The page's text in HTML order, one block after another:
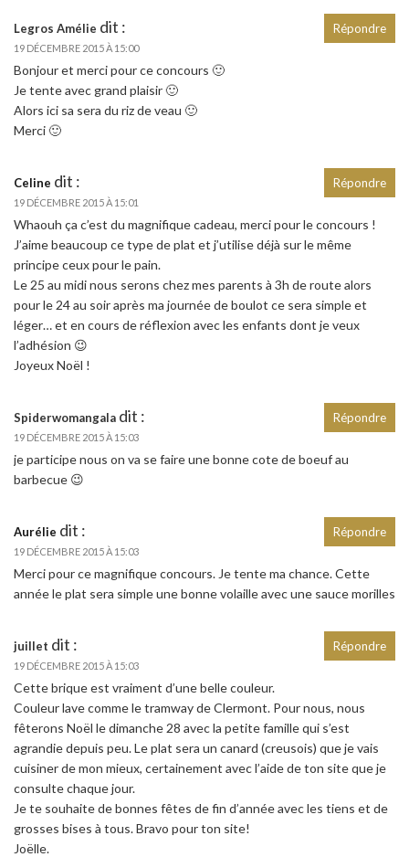
Legros Amélie dit :
19 DÉCEMBRE 2015 À 15:00
Bonjour et merci pour ce concours 🙂
Je tente avec grand plaisir 🙂
Alors ici sa sera du riz de veau 🙂
Merci 🙂
Répondre
Celine dit :
19 DÉCEMBRE 2015 À 15:01
Whaouh ça c’est du magnifique cadeau, merci pour le concours !
J’aime beaucoup ce type de plat et j’utilise déjà sur le même
principe ceux pour le pain.
Le 25 au midi nous serons chez mes parents à 3h de route alors
pour le 24 au soir après ma journée de boulot ce sera simple et
léger… et en cours de réflexion avec les enfants dont je veux
l’adhésion 😉
Joyeux Noël !
Répondre
Spiderwomangala dit :
19 DÉCEMBRE 2015 À 15:03
je participe nous on va se faire une bonne cote de boeuf au
barbecue 😉
Répondre
Aurélie dit :
19 DÉCEMBRE 2015 À 15:03
Merci pour ce magnifique concours. Je tente ma chance. Cette
année le plat sera simple une bonne volaille avec une sauce morilles
Répondre
juillet dit :
19 DÉCEMBRE 2015 À 15:03
Cette brique est vraiment d’une belle couleur.
Couleur lave comme le tramway de Clermont. Pour nous, nous
fêterons Noël le dimanche 28 avec la petite famille qui s’est
agrandie depuis peu. Le plat sera un canard (creusois) que je vais
cuisiner de mon mieux, certainement avec l’aide de ton site que je
consulte chaque jour.
Je te souhaite de bonnes fêtes de fin d’année avec les tiens et de
grosses bises à tous. Bravo pour ton site!
Joëlle.
Répondre